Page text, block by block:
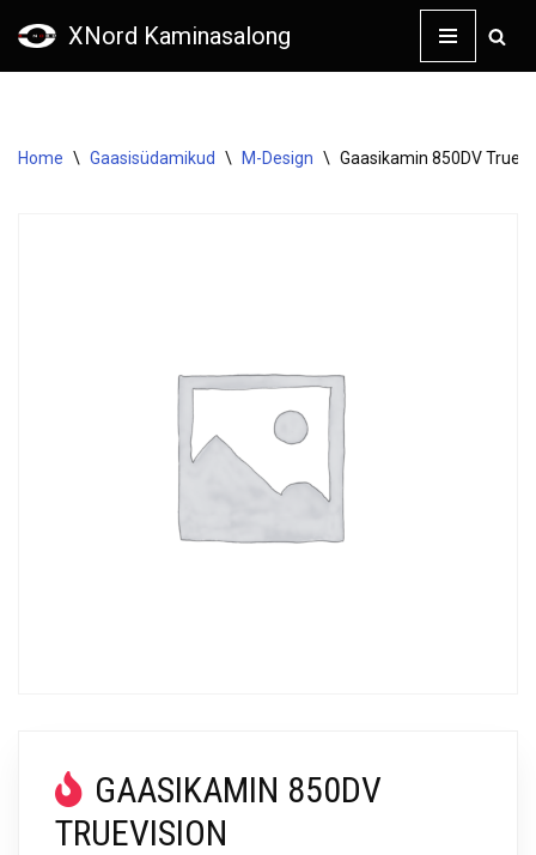
XNord Kaminasalong
Home \ Gaasisüdamikud \ M-Design \ Gaasikamin 850DV
GAASIKAMIN 850DV
TRUEVISION